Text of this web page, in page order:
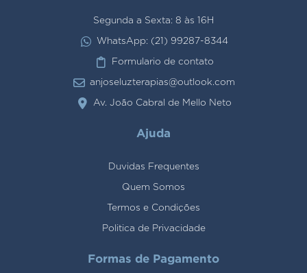
Segunda a Sexta: 8 às 16H
WhatsApp: (21) 99287-8344
Formulario de contato
anjoseluzterapias@outlook.com
Av. João Cabral de Mello Neto
Ajuda
Duvidas Frequentes
Quem Somos
Termos e Condições
Politica de Privacidade
Formas de Pagamento